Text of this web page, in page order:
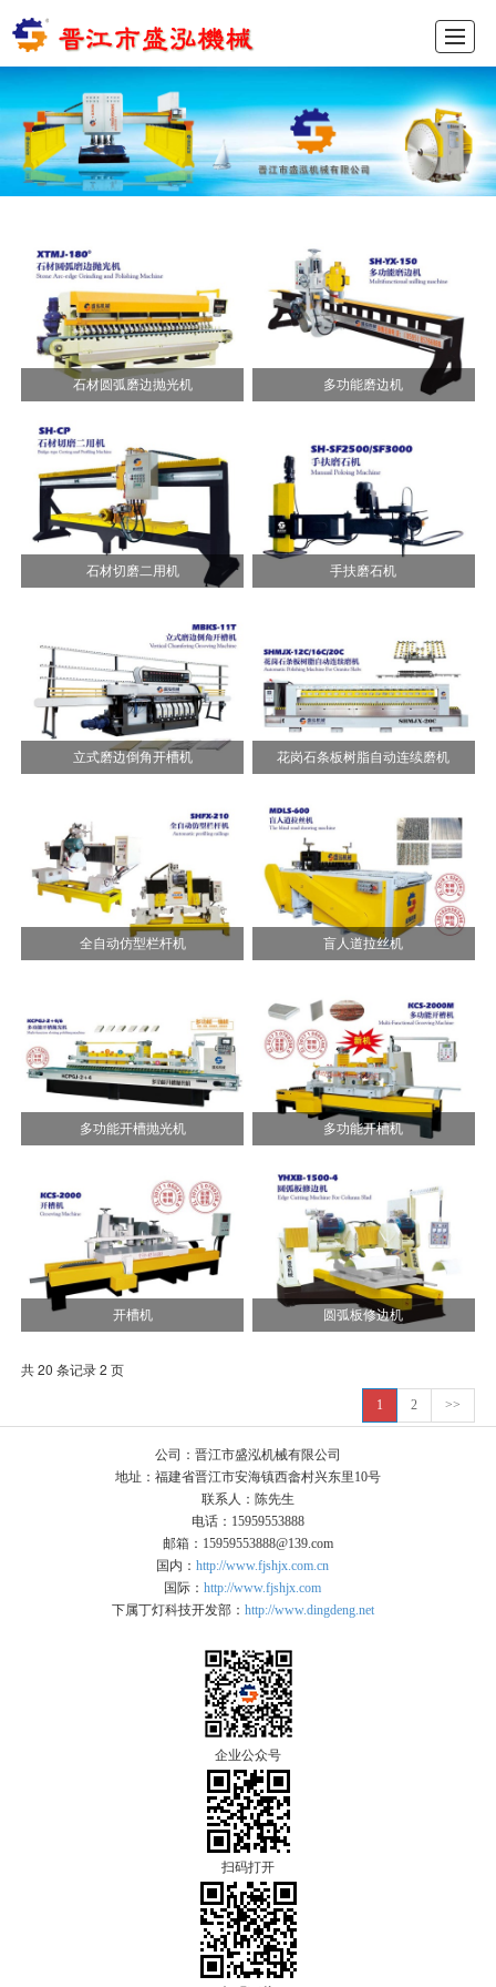
产品展示 新闻动态 联系我们 ENGLISH
石材圆弧磨边抛光机 多功能磨边机
石材切磨二用机 手扶磨石机
立式磨边倒角开槽机 花岗石条板树脂自动连续磨机
全自动仿型栏杆机 盲人道拉丝机
多功能开槽抛光机 多功能开槽机
开槽机 圆弧板修边机
共 20 条记录 2 页
1 2 >>
公司：晋江市盛泓机械有限公司
地址：福建省晋江市安海镇西畲村兴东里10号
联系人：陈先生
电话：15959553888
邮箱：15959553888@139.com
国内： http://www.fjshjx.com.cn
国际： http://www.fjshjx.com
下属丁灯科技开发部： http://www.dingdeng.net
企业公众号
扫码打开